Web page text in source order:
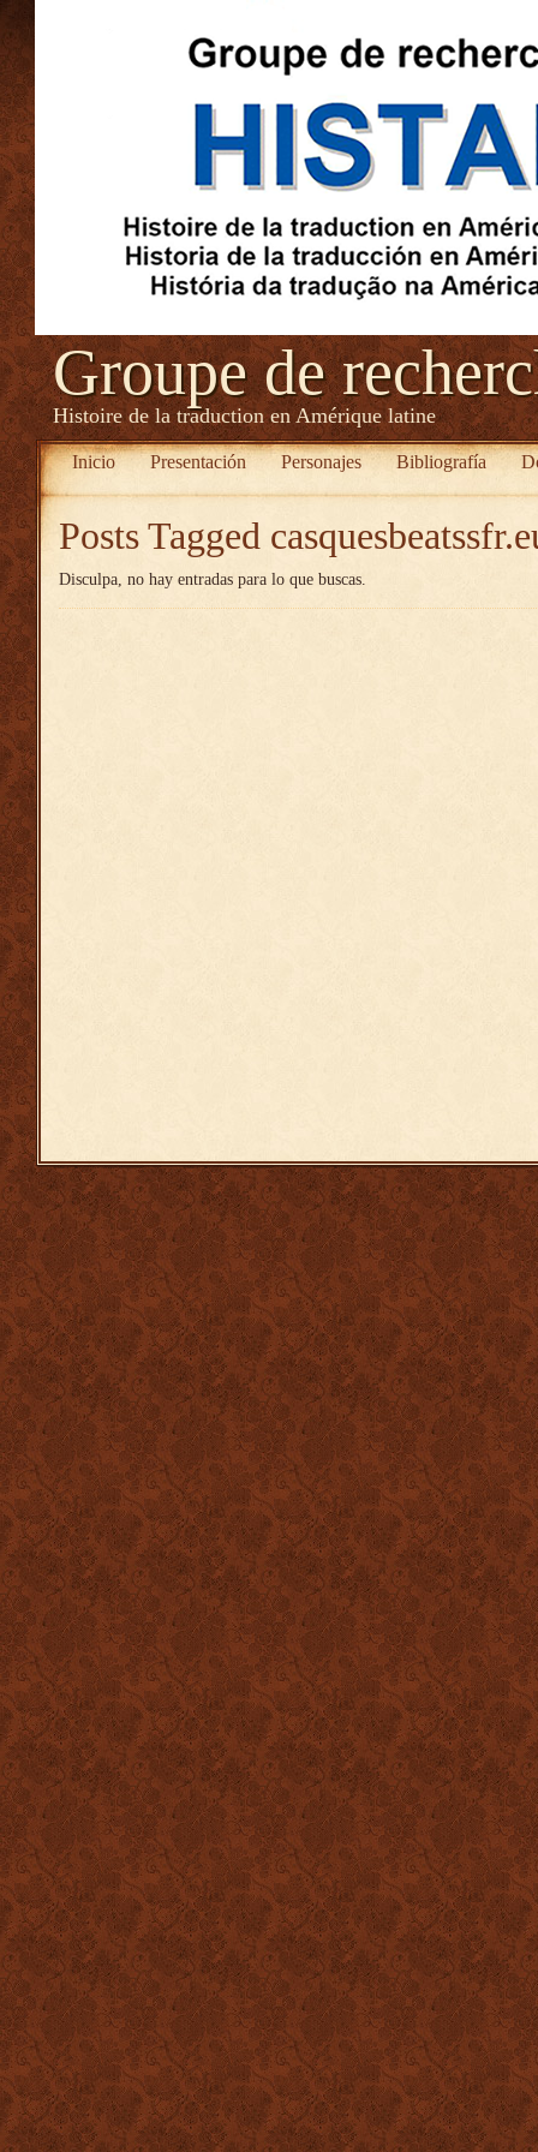
Groupe de
Histoire de la traduction en Amérique latine
Inicio Presentación Personajes Bibliografía
Posts Tagged
Disculpa, no hay entradas para lo que buscas.